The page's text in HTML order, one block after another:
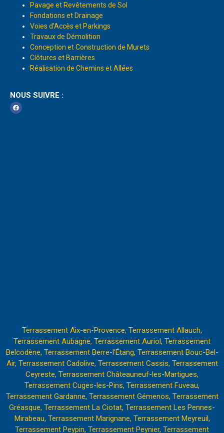
Pavage et Revêtements de Sol
Fondations et Drainage
Voies d’Accès et Parkings
Travaux de Démolition
Conception et Construction de Murets
Clôtures et Barrières
Réalisation de Chemins et Allées
NOUS SUIVRE :
Terrassement Aix-en-Provence, Terrassement Allauch,
Terrassement Aubagne, Terrassement Auriol, Terrassement
Belcodène, Terrassement Berre-l’Étang, Terrassement Bouc-Bel-
Air, Terrassement Cadolive, Terrassement Cassis, Terrassement
Ceyreste, Terrassement Châteauneuf-les-Martigues,
Terrassement Cuges-les-Pins, Terrassement Fuveau,
Terrassement Gardanne, Terrassement Gémenos, Terrassement
Gréasque, Terrassement La Ciotat, Terrassement Les Pennes-
Mirabeau, Terrassement Marignane, Terrassement Meyreuil,
Terrassement Peypin, Terrassement Peynier, Terrassement